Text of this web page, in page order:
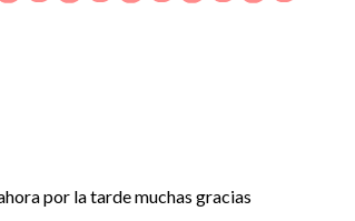
por la tarde muchas gracias